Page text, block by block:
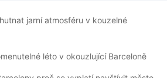
jarní atmosféru v kouzelné
léto v okouzlující Barceloně